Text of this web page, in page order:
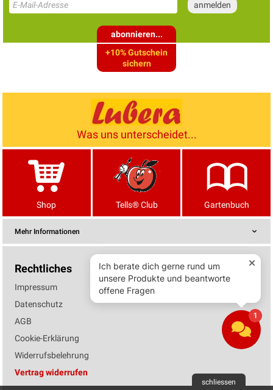
abonnieren...
+10% Gutschein
sichern
Was uns unterscheidet...
Shop Tells® Club Gartenbuch
Mehr Informationen
Rechtliches
Impressum
Datenschutz
AGB
Cookie-Erklärung
Widerrufsbelehrung
Vertrag widerrufen
schliessen